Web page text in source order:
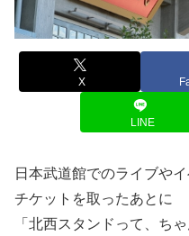
X
LINE
日本武道館でのライブやイ
チケットを取ったあとに
「北西スタンドって、ち